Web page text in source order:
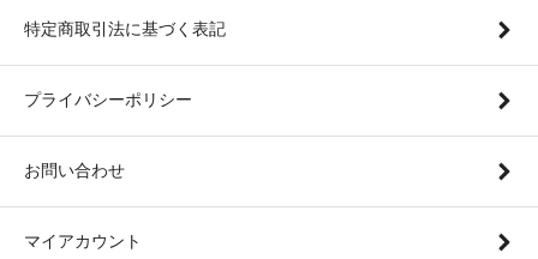
特定商取引法に基づく表記
プライバシーポリシー
お問い合わせ
マイアカウント